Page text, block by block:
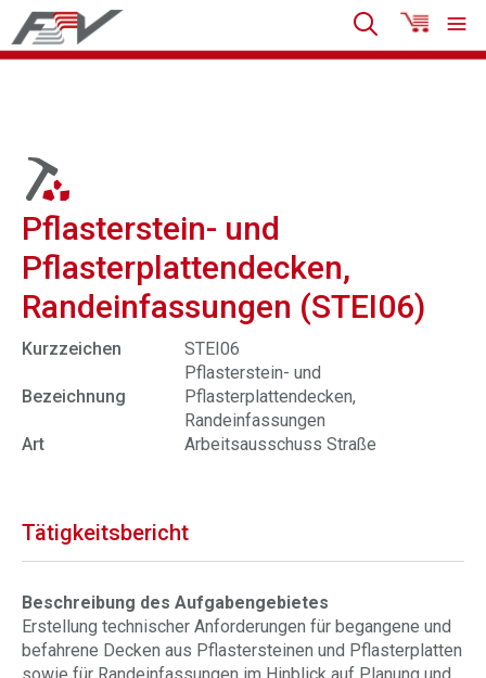
Pflasterstein- und
Pflasterplattendecken,
Randeinfassungen (STEI06)
Kurzzeichen STEI06
Bezeichnung
Pflasterstein- und
Pflasterplattendecken,
Randeinfassungen
Art
Arbeitsausschuss Straße
Tätigkeitsbericht
Beschreibung des Aufgabengebietes
Erstellung technischer Anforderungen für begangene und
befahrene Decken aus Pflastersteinen und Pflasterplatten